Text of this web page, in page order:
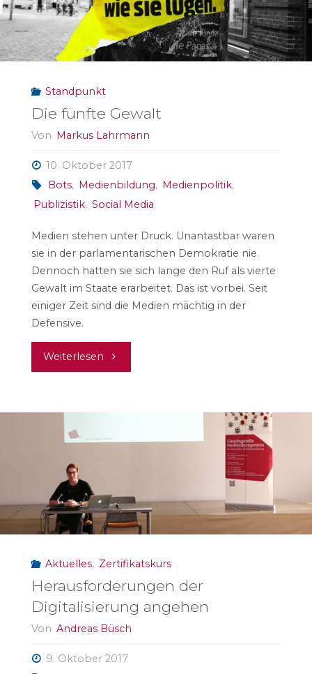
Standpunkt
Die fünfte Gewalt
Von Markus Lahrmann
10. Oktober 2017
Bots, Medienbildung, Medienpolitik,
Publizistik, Social Media
Medien stehen unter Druck. Unantastbar waren
sie in der parlamentarischen Demokratie nie.
Dennoch hatten sie sich lange den Ruf als vierte
Gewalt im Staate erarbeitet. Das ist vorbei. Seit
einiger Zeit sind die Medien mächtig in der
Defensive.
Weiterlesen "Die
Aktuelles, Zertifikatskurs
Herausforderungen der
Digitalisierung angehen
Von Andreas Büsch
9. Oktober 2017